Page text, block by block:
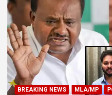
BREAKING NEWS MLA/MP